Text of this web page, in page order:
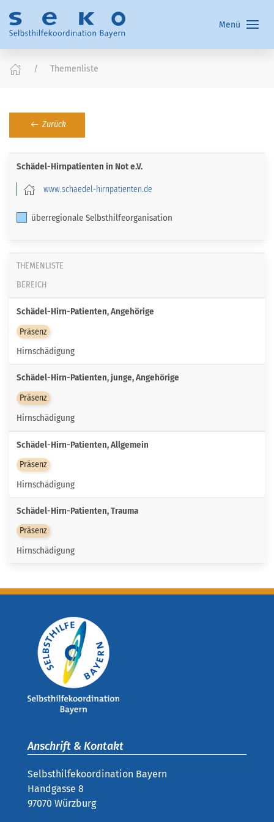
Menü
Themenliste
Zurück
Schädel-Hirnpatienten in Not e.V.
www.schaedel-hirnpatienten.de
überregionale Selbsthilfeorganisation
THEMENLISTE
BEREICH
Schädel-Hirn-Patienten, Angehörige
Präsenz
Hirnschädigung
Schädel-Hirn-Patienten, junge, Angehörige
Präsenz
Hirnschädigung
Schädel-Hirn-Patienten, Allgemein
Präsenz
Hirnschädigung
Schädel-Hirn-Patienten, Trauma
Präsenz
Hirnschädigung
Anschrift & Kontakt
Selbsthilfekoordination Bayern
Handgasse 8
97070 Würzburg